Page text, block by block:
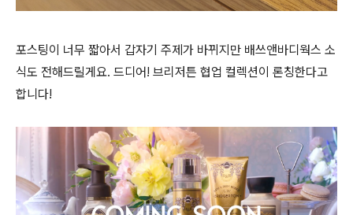
포스팅이 너무 짧아서 갑자기 주제가 바뀌지만 배쓰앤바디웍스 소
식도 전해드릴게요. 드디어! 브리저튼 협업 컬렉션이 론칭한다고
합니다!